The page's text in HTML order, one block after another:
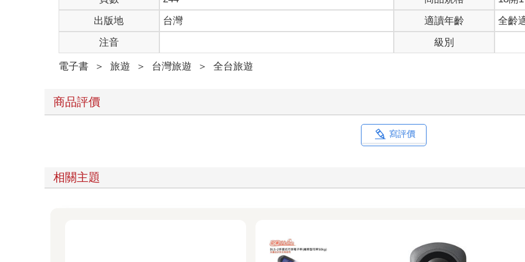
出版地
台灣 適讀年齡
全齡
注音
級別
電子書 ＞ 旅遊 ＞ 台灣旅遊 ＞ 全台旅遊
商品評價
寫評價
相關主題